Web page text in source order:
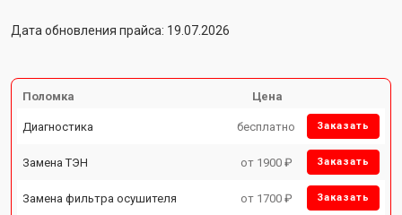
Дата обновления прайса: 19.07.2026
Поломка Цена
Диагностика бесплатно Заказать
Замена ТЭН от 1900 ₽ Заказать
Замена фильтра осушителя от 1700 ₽ Заказать